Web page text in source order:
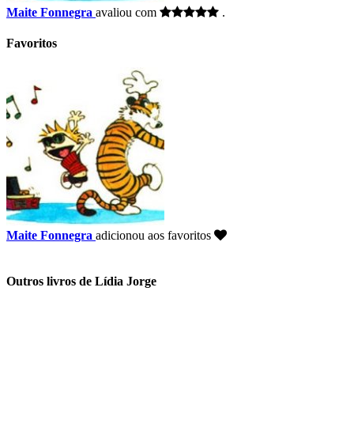
Maite Fonnegra avaliou com .
Favoritos
Maite Fonnegra adicionou aos favoritos
Outros livros de Lídia Jorge